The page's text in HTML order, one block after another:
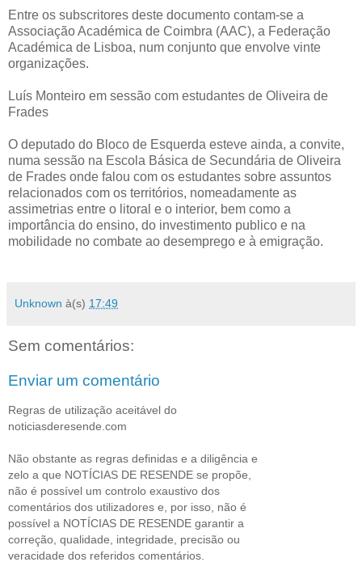
Entre os subscritores deste documento contam-se a
Associação Académica de Coimbra (AAC), a Federação
Académica de Lisboa, num conjunto que envolve vinte
organizações.
Luís Monteiro em sessão com estudantes de Oliveira de
Frades
O deputado do Bloco de Esquerda esteve ainda, a convite,
numa sessão na Escola Básica de Secundária de Oliveira
de Frades onde falou com os estudantes sobre assuntos
relacionados com os territórios, nomeadamente as
assimetrias entre o litoral e o interior, bem como a
importância do ensino, do investimento publico e na
mobilidade no combate ao desemprego e à emigração.
Unknown à(s) 17:49
Sem comentários:
Enviar um comentário
Regras de utilização aceitável do
noticiasderesende.com
Não obstante as regras definidas e a diligência e
zelo a que NOTÍCIAS DE RESENDE se propõe,
não é possível um controlo exaustivo dos
comentários dos utilizadores e, por isso, não é
possível a NOTÍCIAS DE RESENDE garantir a
correção, qualidade, integridade, precisão ou
veracidade dos referidos comentários.